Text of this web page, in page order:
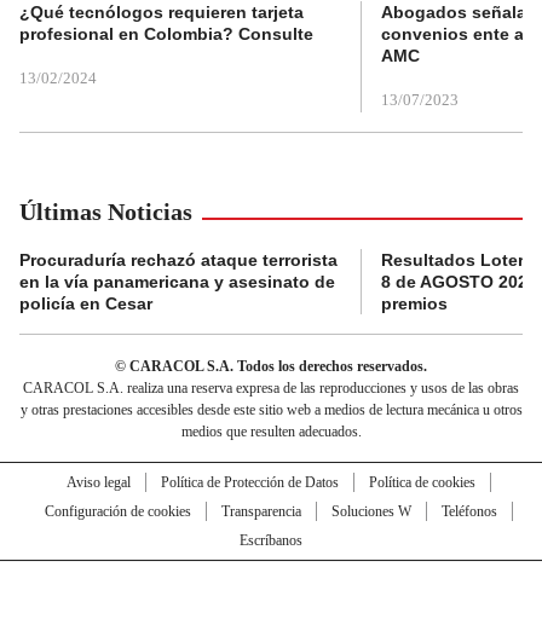
¿Qué tecnólogos requieren tarjeta
profesional en Colombia? Consulte
13/02/2024
Abogados
convenios ente
AMC
13/07/2023
Últimas Noticias
Procuraduría rechazó ataque terrorista
en la vía panamericana y asesinato de
policía en Cesar
Resultados Lotería
8 de AGOSTO
premios
© CARACOL S.A. Todos los derechos reservados.
CARACOL S.A. realiza una reserva expresa de las reproducciones y usos de las obras
y otras prestaciones accesibles desde este sitio web a medios de lectura mecánica u otros
medios que resulten adecuados.
Aviso legal Política de Protección de Datos
Política de cookies
Configuración de cookies
Transparencia Soluciones W
Teléfonos
Escríbanos